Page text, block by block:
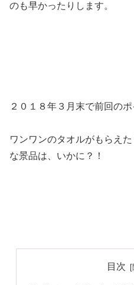
のも早かったりします。
２０１８年３月末で前回の
ワンワンのタオルがもらえ
な景品は、いかに？！
目次